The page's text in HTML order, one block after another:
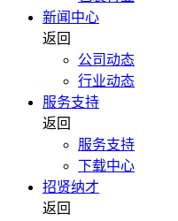
新闻中心
返回
公司动态
行业动态
服务支持
返回
服务支持
下载中心
招贤纳才
返回